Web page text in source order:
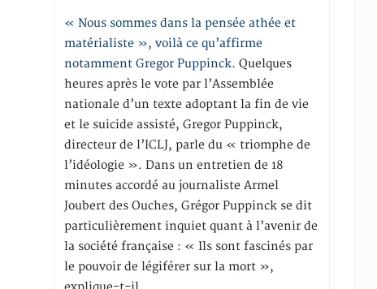
« Nous sommes dans la pensée athée et
matérialiste », voilà ce qu’affirme
notamment Gregor Puppinck. Quelques
heures après le vote par l’Assemblée
nationale d’un texte adoptant la fin de vie
et le suicide assisté, Gregor Puppinck,
directeur de l’ICLJ, parle du « triomphe de
l’idéologie ». Dans un entretien de 18
minutes accordé au journaliste Armel
Joubert des Ouches, Grégor Puppinck se dit
particulièrement inquiet quant à l’avenir de
la société française : « Ils sont fascinés par
le pouvoir de légiférer sur la mort »,